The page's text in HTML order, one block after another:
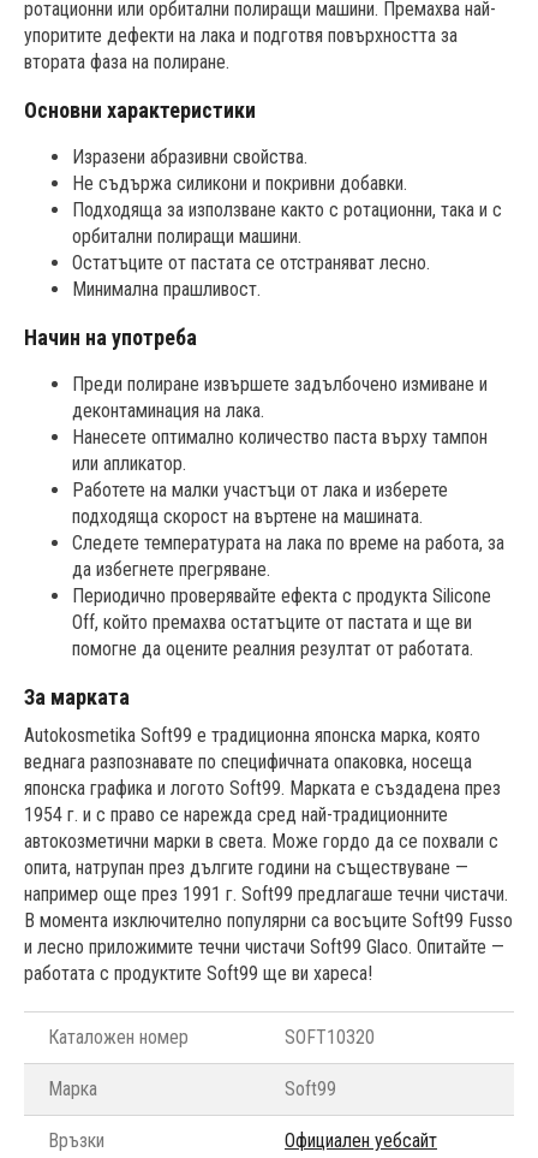
ротационни или орбитални полиращи машини. Премахва най-
упоритите дефекти на лака и подготвя повърхността за
втората фаза на полиране.
Основни характеристики
Изразени абразивни свойства.
Не съдържа силикони и покривни добавки.
Подходяща за използване както с ротационни, така и с
орбитални полиращи машини.
Остатъците от пастата се отстраняват лесно.
Минимална прашливост.
Начин на употреба
Преди полиране извършете задълбочено измиване и
деконтаминация на лака.
Нанесете оптимално количество паста върху тампон
или апликатор.
Работете на малки участъци от лака и изберете
подходяща скорост на въртене на машината.
Следете температурата на лака по време на работа, за
да избегнете прегряване.
Периодично проверявайте ефекта с продукта Silicone
Off, който премахва остатъците от пастата и ще ви
помогне да оцените реалния резултат от работата.
За марката
Autokosmetika Soft99 е традиционна японска марка, която
веднага разпознавате по специфичната опаковка, носеща
японска графика и логото Soft99. Марката е създадена през
1954 г. и с право се нарежда сред най-традиционните
автокозметични марки в света. Може гордо да се похвали с
опита, натрупан през дългите години на съществуване —
например още през 1991 г. Soft99 предлагаше течни чистачи.
В момента изключително популярни са восъците Soft99 Fusso
и лесно приложимите течни чистачи Soft99 Glaco. Опитайте —
работата с продуктите Soft99 ще ви хареса!
Каталожен номер SOFT10320
Марка Soft99
Връзки Официален уебсайт